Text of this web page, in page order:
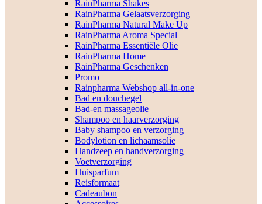
RainPharma Shakes
RainPharma Gelaatsverzorging
RainPharma Natural Make Up
RainPharma Aroma Special
RainPharma Essentiële Olie
RainPharma Home
RainPharma Geschenken
Promo
Rainpharma Webshop all-in-one
Bad en douchegel
Bad-en massageolie
Shampoo en haarverzorging
Baby shampoo en verzorging
Bodylotion en lichaamsolie
Handzeep en handverzorging
Voetverzorging
Huisparfum
Reisformaat
Cadeaubon